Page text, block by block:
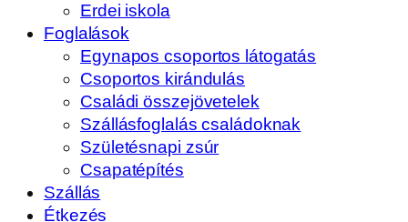
Erdei iskola
Foglalások
Egynapos csoportos látogatás
Csoportos kirándulás
Családi összejövetelek
Szállásfoglalás családoknak
Születésnapi zsúr
Csapatépítés
Szállás
Étkezés